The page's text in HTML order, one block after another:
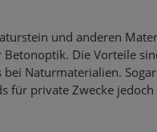
und anderen
Die Vorteile
Naturmaterialien.
für private Zwecke jedoch